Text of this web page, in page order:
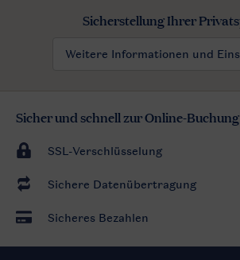
Sicherstellung Ihrer
Weitere Informationen und
Sicher und schnell zur Online-Buchung
SSL-Verschlüsselung
Sichere Datenübertragung
Sicheres Bezahlen